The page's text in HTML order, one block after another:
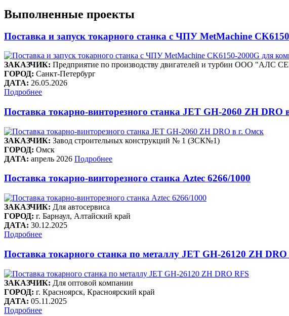
Выполненные проекты
Поставка и запуск токарного станка с ЧПУ MetMachine
ЗАКАЗЧИК: Предприятие по производству двигателей и турбин ООО "АЛС
ГОРОД: Санкт-Петербург
ДАТА: 26.05.2026
Подробнее
Поставка токарно-винторезного станка JET GH-2060 ZH DRO
ЗАКАЗЧИК: Завод строительных конструкций № 1 (ЗСК№1)
ГОРОД: Омск
ДАТА: апрель 2026 Подробнее
Поставка токарно-винторезного станка Aztec 6266/1000
ЗАКАЗЧИК: Для автосервиса
ГОРОД: г. Барнаул, Алтайский край
ДАТА: 30.12.2025
Подробнее
Поставка токарного станка по металлу JET GH-26120 ZH DRO
ЗАКАЗЧИК: Для оптовой компании
ГОРОД: г. Красноярск, Красноярский край
ДАТА: 05.11.2025
Подробнее